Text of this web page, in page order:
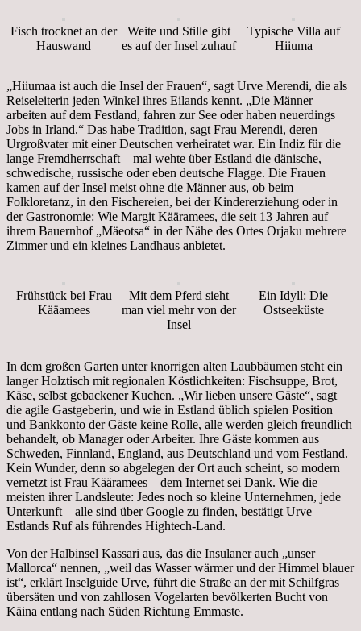
Fisch trocknet an der
Hauswand
Weite und Stille gibt
es auf der Insel zuhauf
Typische Villa auf
Hiiuma
„Hiiumaa ist auch die Insel der Frauen“, sagt Urve Merendi, die als
Reiseleiterin jeden Winkel ihres Eilands kennt. „Die Männer
arbeiten auf dem Festland, fahren zur See oder haben neuerdings
Jobs in Irland.“ Das habe Tradition, sagt Frau Merendi, deren
Urgroßvater mit einer Deutschen verheiratet war. Ein Indiz für die
lange Fremdherrschaft – mal wehte über Estland die dänische,
schwedische, russische oder eben deutsche Flagge. Die Frauen
kamen auf der Insel meist ohne die Männer aus, ob beim
Folkloretanz, in den Fischereien, bei der Kindererziehung oder in
der Gastronomie: Wie Margit Kääramees, die seit 13 Jahren auf
ihrem Bauernhof „Mäeotsa“ in der Nähe des Ortes Orjaku mehrere
Zimmer und ein kleines Landhaus anbietet.
Frühstück bei Frau
Kääamees
Mit dem Pferd sieht
man viel mehr von der
Insel
Ein Idyll: Die
Ostseeküste
In dem großen Garten unter knorrigen alten Laubbäumen steht ein
langer Holztisch mit regionalen Köstlichkeiten: Fischsuppe, Brot,
Käse, selbst gebackener Kuchen. „Wir lieben unsere Gäste“, sagt
die agile Gastgeberin, und wie in Estland üblich spielen Position
und Bankkonto der Gäste keine Rolle, alle werden gleich freundlich
behandelt, ob Manager oder Arbeiter. Ihre Gäste kommen aus
Schweden, Finnland, England, aus Deutschland und vom Festland.
Kein Wunder, denn so abgelegen der Ort auch scheint, so modern
vernetzt ist Frau Kääramees – dem Internet sei Dank. Wie die
meisten ihrer Landsleute: Jedes noch so kleine Unternehmen, jede
Unterkunft – alle sind über Google zu finden, bestätigt Urve
Estlands Ruf als führendes Hightech-Land.
Von der Halbinsel Kassari aus, das die Insulaner auch „unser
Mallorca“ nennen, „weil das Wasser wärmer und der Himmel blauer
ist“, erklärt Inselguide Urve, führt die Straße an der mit Schilfgras
übersäten und von zahllosen Vogelarten bevölkerten Bucht von
Käina entlang nach Süden Richtung Emmaste.